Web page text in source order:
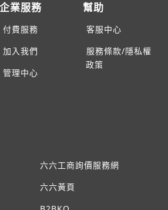
企業服務
付費服務
加入我們
管理中心
幫助
客服中心
服務條款/隱私權
政策
六六工商詢價服務網
六六黃頁